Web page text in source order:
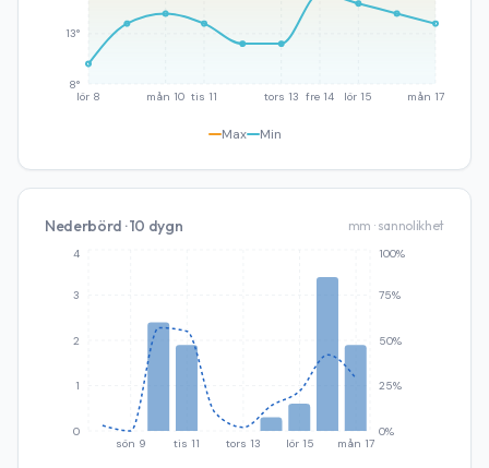
lör 8 mån 10 tis 11 tors 13 fre 14 lör 15 mån 17
8°
13°
Max Min
Nederbörd · 10 dygn mm · sannolikhet
sön 9 tis 11 tors 13 lör 15 mån 17
0
1
2
3
4
0%
25%
50%
75%
100%